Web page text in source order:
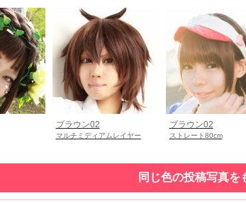
ブラウン02
マルチミディアムレイヤー
ブラウン02
ストレート80cm